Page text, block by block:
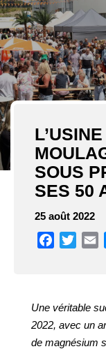
SOUS
SES 50
25 août 2022
Facebook
Une véritable
2022, avec un
de magnésium